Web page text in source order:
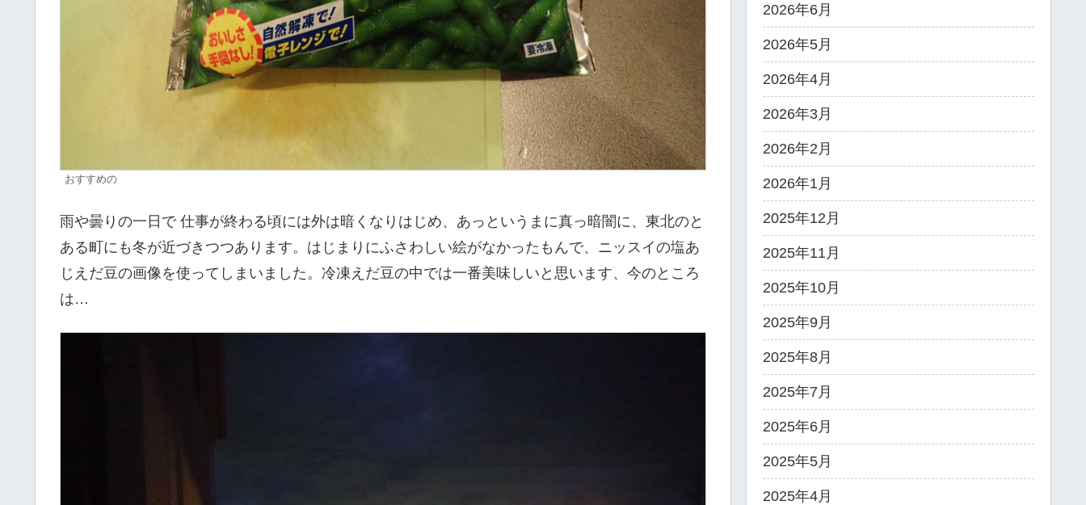
おすすめの
雨や曇りの一日で 仕事が終わる頃には外は暗くなりはじめ、あっというまに真っ暗闇に、東北のと
ある町にも冬が近づきつつあります。はじまりにふさわしい絵がなかったもんで、ニッスイの塩あ
じえだ豆の画像を使ってしまいました。冷凍えだ豆の中では一番美味しいと思います、今のところ
は…
2026年6月
2026年5月
2026年4月
2026年3月
2026年2月
2026年1月
2025年12月
2025年11月
2025年10月
2025年9月
2025年8月
2025年7月
2025年6月
2025年5月
2025年4月